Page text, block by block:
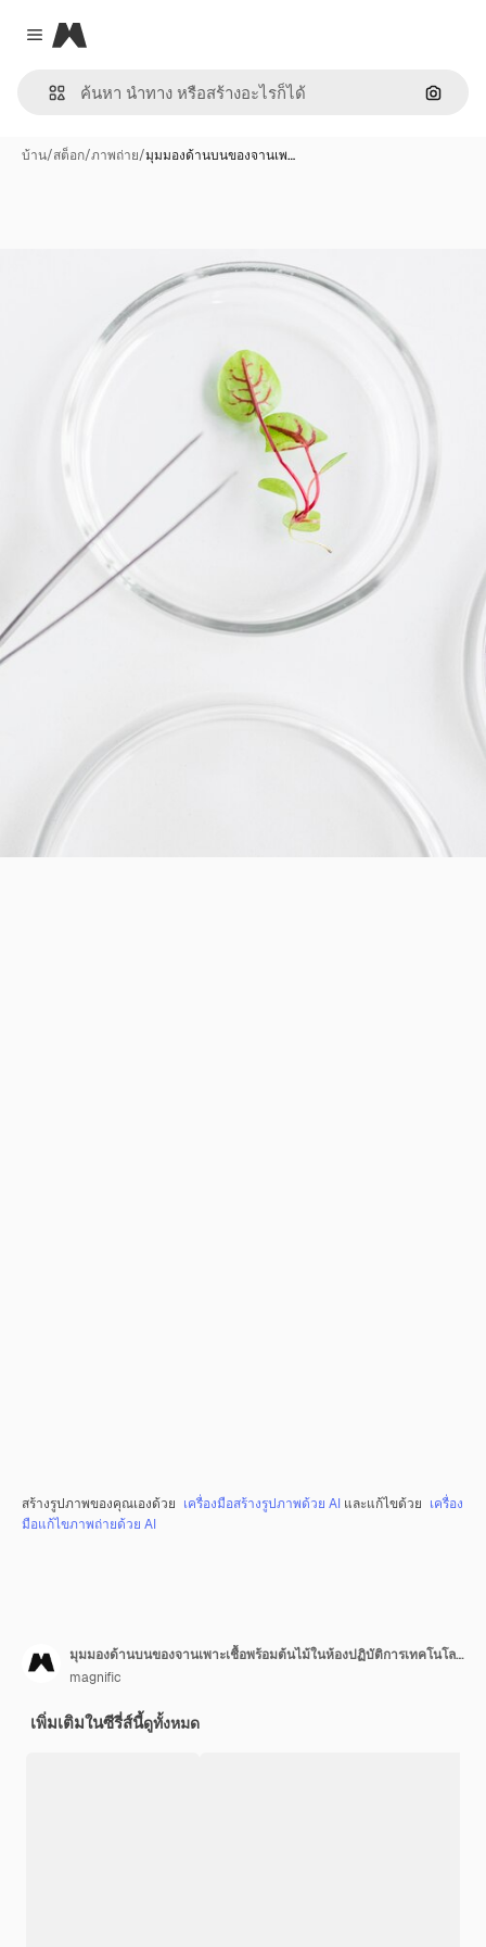
Close menu
Magnific
ค้นหา
บ้าน/สต็อก/ภาพถ่าย/มุมมองด้านบนของจานเพ…
สร้างรูปภาพของคุณเองด้วย เครื่องมือสร้างรูปภาพด้วย AI และแก้ไขด้วย เครื่อง
มือแก้ไขภาพถ่ายด้วย AI
มุมมองด้านบนของจานเพาะเชื้อพร้อมต้นไม้ในห้องปฏิบัติการเทคโนโลยีชีวภาพ
magnific
เพิ่มเติมในซีรี่ส์นี้ดูทั้งหมด